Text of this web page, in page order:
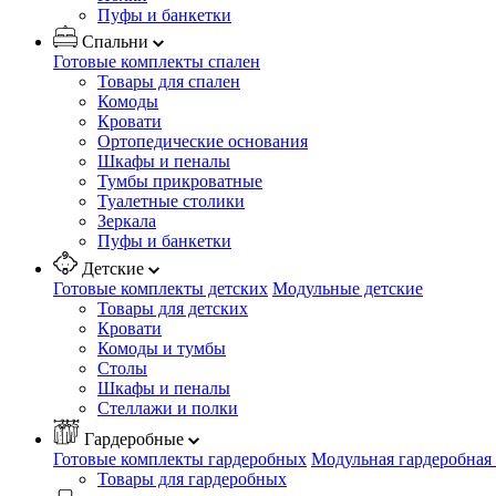
Пуфы и банкетки
Спальни
Готовые комплекты спален
Товары для спален
Комоды
Кровати
Ортопедические основания
Шкафы и пеналы
Тумбы прикроватные
Туалетные столики
Зеркала
Пуфы и банкетки
Детские
Готовые комплекты детских Модульные детские
Товары для детских
Кровати
Комоды и тумбы
Столы
Шкафы и пеналы
Стеллажи и полки
Гардеробные
Готовые комплекты гардеробных Модульная
Товары для гардеробных